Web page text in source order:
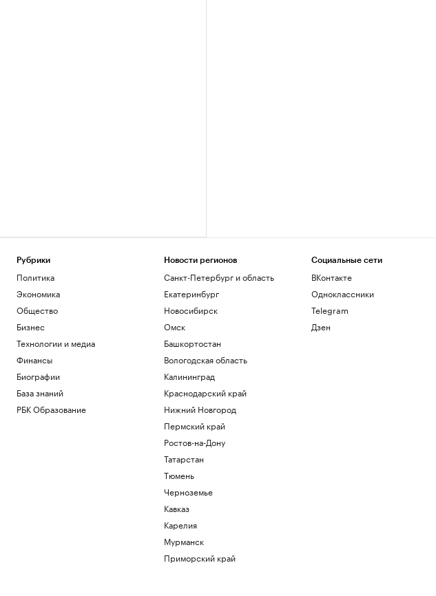
Рубрики
Политика
Экономика
Общество
Бизнес
Технологии и медиа
Финансы
Биографии
База знаний
РБК Образование
Новости регионов
Санкт-Петербург и область
Екатеринбург
Новосибирск
Омск
Башкортостан
Вологодская область
Калининград
Краснодарский край
Нижний Новгород
Пермский край
Ростов-на-Дону
Татарстан
Тюмень
Черноземье
Кавказ
Карелия
Мурманск
Приморский край
Социальные сети
ВКонтакте
Одноклассники
Telegram
Дзен